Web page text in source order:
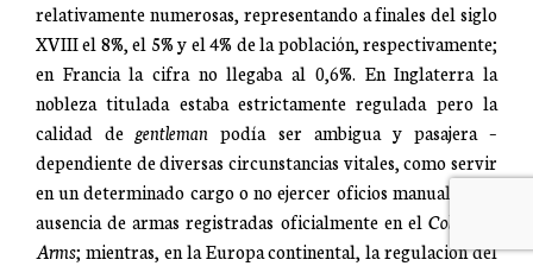
relativamente numerosas, representando a finales del siglo
XVIII el 8%, el 5% y el 4% de la población, respectivamente;
en Francia la cifra no llegaba al 0,6%. En Inglaterra la
nobleza titulada estaba estrictamente regulada pero la
calidad degentleman podía ser ambigua y pasajera –
dependiente de diversas circunstancias vitales, como servir
en un determinado cargo o no ejercer oficios manuales– en
ausencia de armas registradas oficialmente en el College of
Arms; mientras, en la Europa continental, la regulación del